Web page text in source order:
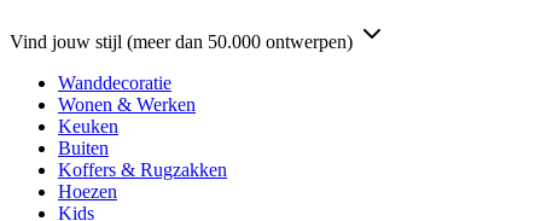
Vind jouw stijl (meer dan 50.000 ontwerpen)
Wanddecoratie
Wonen & Werken
Keuken
Buiten
Koffers & Rugzakken
Hoezen
Kids